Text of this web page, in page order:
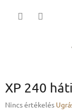
XP 240
A
Nincs értékelés